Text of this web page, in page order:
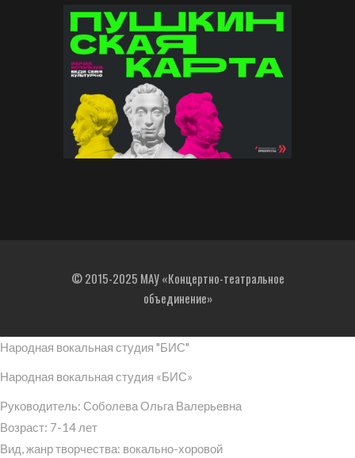
© 2015-2025 МАУ «Концертно-театральное
объединение»
Народная вокальная студия "БИС"
Народная вокальная студия «БИС»
Руководитель: Соболева Ольга Валерьевна
Возраст: 7-14 лет
Вид, жанр творчества: вокально-хоровой